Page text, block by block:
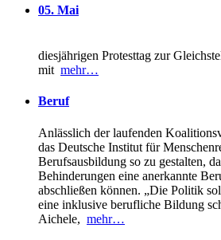
05. Mai
Das
diesjährigen Protesttag zur
mit mehr…
Beruf
Anlässlich der laufenden
das Deutsche Institut für
Berufsausbildung so zu gestalten,
Behinderungen eine anerkannte
abschließen können. „Die Politik
eine inklusive berufliche Bildung
Aichele, mehr…